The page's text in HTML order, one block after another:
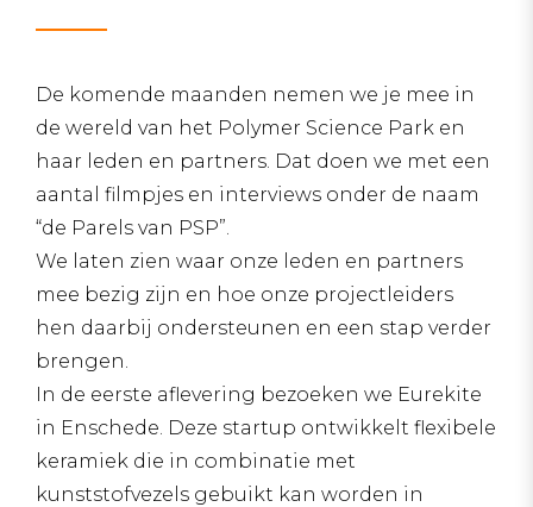
De komende maanden nemen we je mee in
de wereld van het Polymer Science Park en
haar leden en partners. Dat doen we met een
aantal filmpjes en interviews onder de naam
“de Parels van PSP”.
We laten zien waar onze leden en partners
mee bezig zijn en hoe onze projectleiders
hen daarbij ondersteunen en een stap verder
brengen.
In de eerste aflevering bezoeken we Eurekite
in Enschede. Deze startup ontwikkelt flexibele
keramiek die in combinatie met
kunststofvezels gebuikt kan worden in